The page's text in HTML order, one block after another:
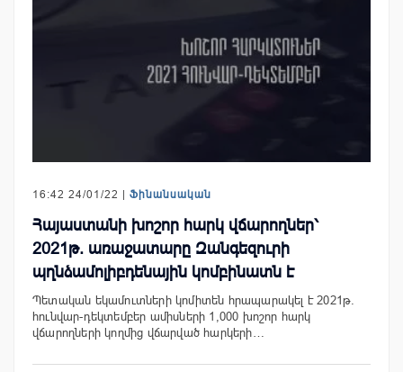
16:42 24/01/22 | Ֆինանսական
Հայաստանի խոշոր հարկ վճարողներ՝
2021թ. առաջատարը Զանգեզուրի
պղնձամոլիբդենային կոմբինատն է
Պետական եկամուտների կոմիտեն հրապարակել է 2021թ.
հունվար-դեկտեմբեր ամիսների 1,000 խոշոր հարկ
վճարողների կողմից վճարված հարկերի…